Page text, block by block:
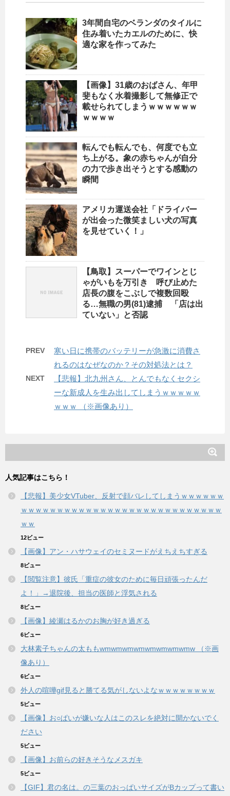
3年間自宅のベランダのタイルに
住み着いたカエルのために、快
適な家を作ってみた
【画像】31歳のおばさん、年甲
斐もなく水着撮影して無修正で
載せられてしまうｗｗｗｗｗｗ
ｗｗｗｗ
転んでも転んでも、何度でも立
ち上がる。象の赤ちゃんが自分
の力で歩き出そうとする感動の
瞬間
アメリカ運送会社「ドライバー
が出会った微笑ましい犬の写真
を見せていく！」
【鳥取】スーパーでワインとじ
ゃがいもを万引き 呼び止めた
店長の腹をこぶしで複数回殴
る…無職の男(81)逮捕 「店は出
ていない」と否認
PREV
寒い日に携帯のバッテリーが急激に消費さ
れるのはなぜなのか？その対処法とは？
NEXT
【悲報】北九州さん、とんでもなくセクシ
ーな新成人を生み出してしまうｗｗｗｗｗ
ｗｗｗ （※画像あり）
人気記事はこちら！
【悲報】美少女VTuber、反射で顔バレしてしまうｗｗｗｗｗｗ
ｗｗｗｗｗｗｗｗｗｗｗｗｗｗｗｗｗｗｗｗｗｗｗｗｗｗｗｗ
ｗｗ
12ビュー
【画像】アン・ハサウェイのセミヌードがえちえちすぎる
8ビュー
【閲覧注意】彼氏「重症の彼女のために毎日頑張ったんだ
よ！」→退院後、担当の医師と浮気される
8ビュー
【画像】綾瀬はるかのお胸が好き過ぎる
6ビュー
大林素子ちゃんの太ももwmwmwmwmwmwmwmwmw （※画
像あり）
6ビュー
外人の喧嘩gif見ると勝てる気がしないよなｗｗｗｗｗｗｗｗ
5ビュー
【画像】お○ぱいが嫌いな人はこのスレを絶対に開かないでく
ださい
5ビュー
【画像】お前らの好きそうなメスガキ
5ビュー
【GIF】君の名は。の三葉のおっぱいサイズがBカップって書い